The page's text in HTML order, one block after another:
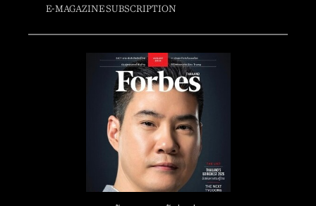
E-MAGAZINE SUBSCRIPTION